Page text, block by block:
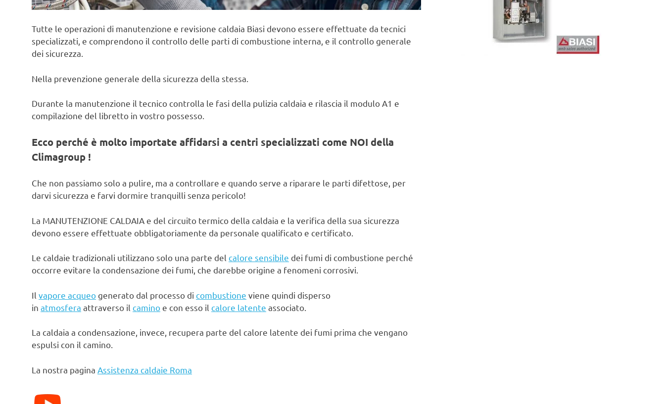
Tutte le operazioni di manutenzione e revisione caldaia Biasi devono essere effettuate da tecnici
specializzati, e comprendono il controllo delle parti di combustione interna, e il controllo generale
dei sicurezza.
Nella prevenzione generale della sicurezza della stessa.
Durante la manutenzione il tecnico controlla le fasi della pulizia caldaia e rilascia il modulo A1 e
compilazione del libretto in vostro possesso.
Ecco perché è molto importate affidarsi a centri specializzati come NOI della
Climagroup !
Che non passiamo solo a pulire, ma a controllare e quando serve a riparare le parti difettose, per
darvi sicurezza e farvi dormire tranquilli senza pericolo!
La MANUTENZIONE CALDAIA e del circuito termico della caldaia e la verifica della sua sicurezza
devono essere effettuate obbligatoriamente da personale qualificato e certificato.
Le caldaie tradizionali utilizzano solo una parte del calore sensibile dei fumi di combustione perché
occorre evitare la condensazione dei fumi, che darebbe origine a fenomeni corrosivi.
Il vapore acqueo generato dal processo di combustione viene quindi disperso
in atmosfera attraverso il camino e con esso il calore latente associato.
La caldaia a condensazione, invece, recupera parte del calore latente dei fumi prima che vengano
espulsi con il camino.
La nostra pagina Assistenza caldaie Roma